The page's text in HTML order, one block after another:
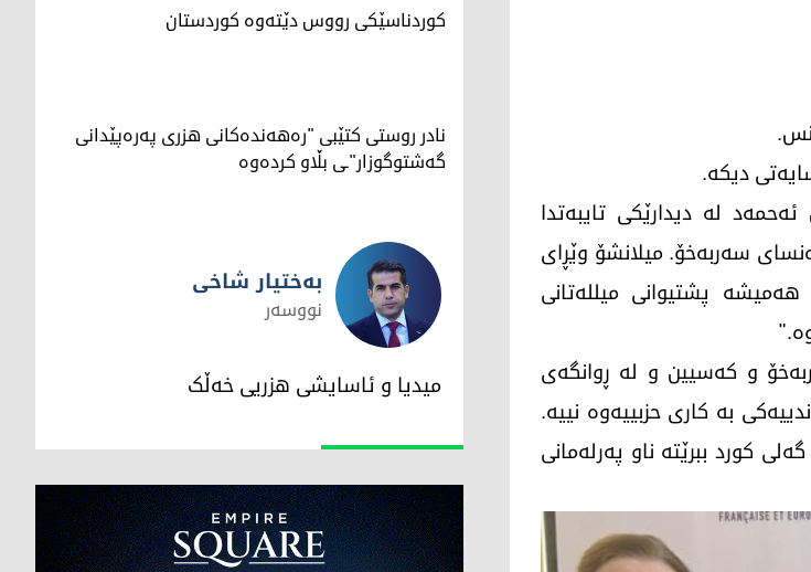
دیکە.
ئێوارەی 9ـی کانوونی دووەمی 2026، حسێن ئەحمەد لە دیدارێکی تایبەتدا
سەربەخۆ. میلانشۆ وێڕای
پشتیوانی میللەتانی
و کەسیین و لە ڕوانگەی
بە کاری حزبییەوە نییە.
کورد ببرێتە ناو پەرلەمانی
کوردناسێکی رووس دێتەوە کوردستان
نادر روستی کتێبی "رەهەندەكانی هزری پەرەپێدانی
گەشتوگوزار"ـی بڵاو کردەوە
بەختیار شاخی
بەختیار شاخی
نووسەر
میدیا و ئاسایشی هزریی خەڵک